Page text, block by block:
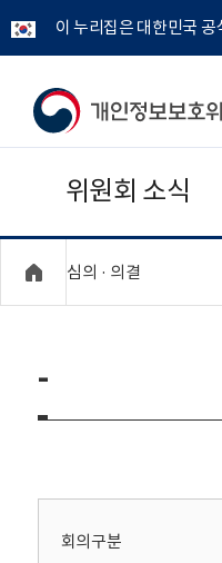
이 누리집은 대한민국
개
보
보
위
회
위원회 소식
심의 · 의결
-
회의구분